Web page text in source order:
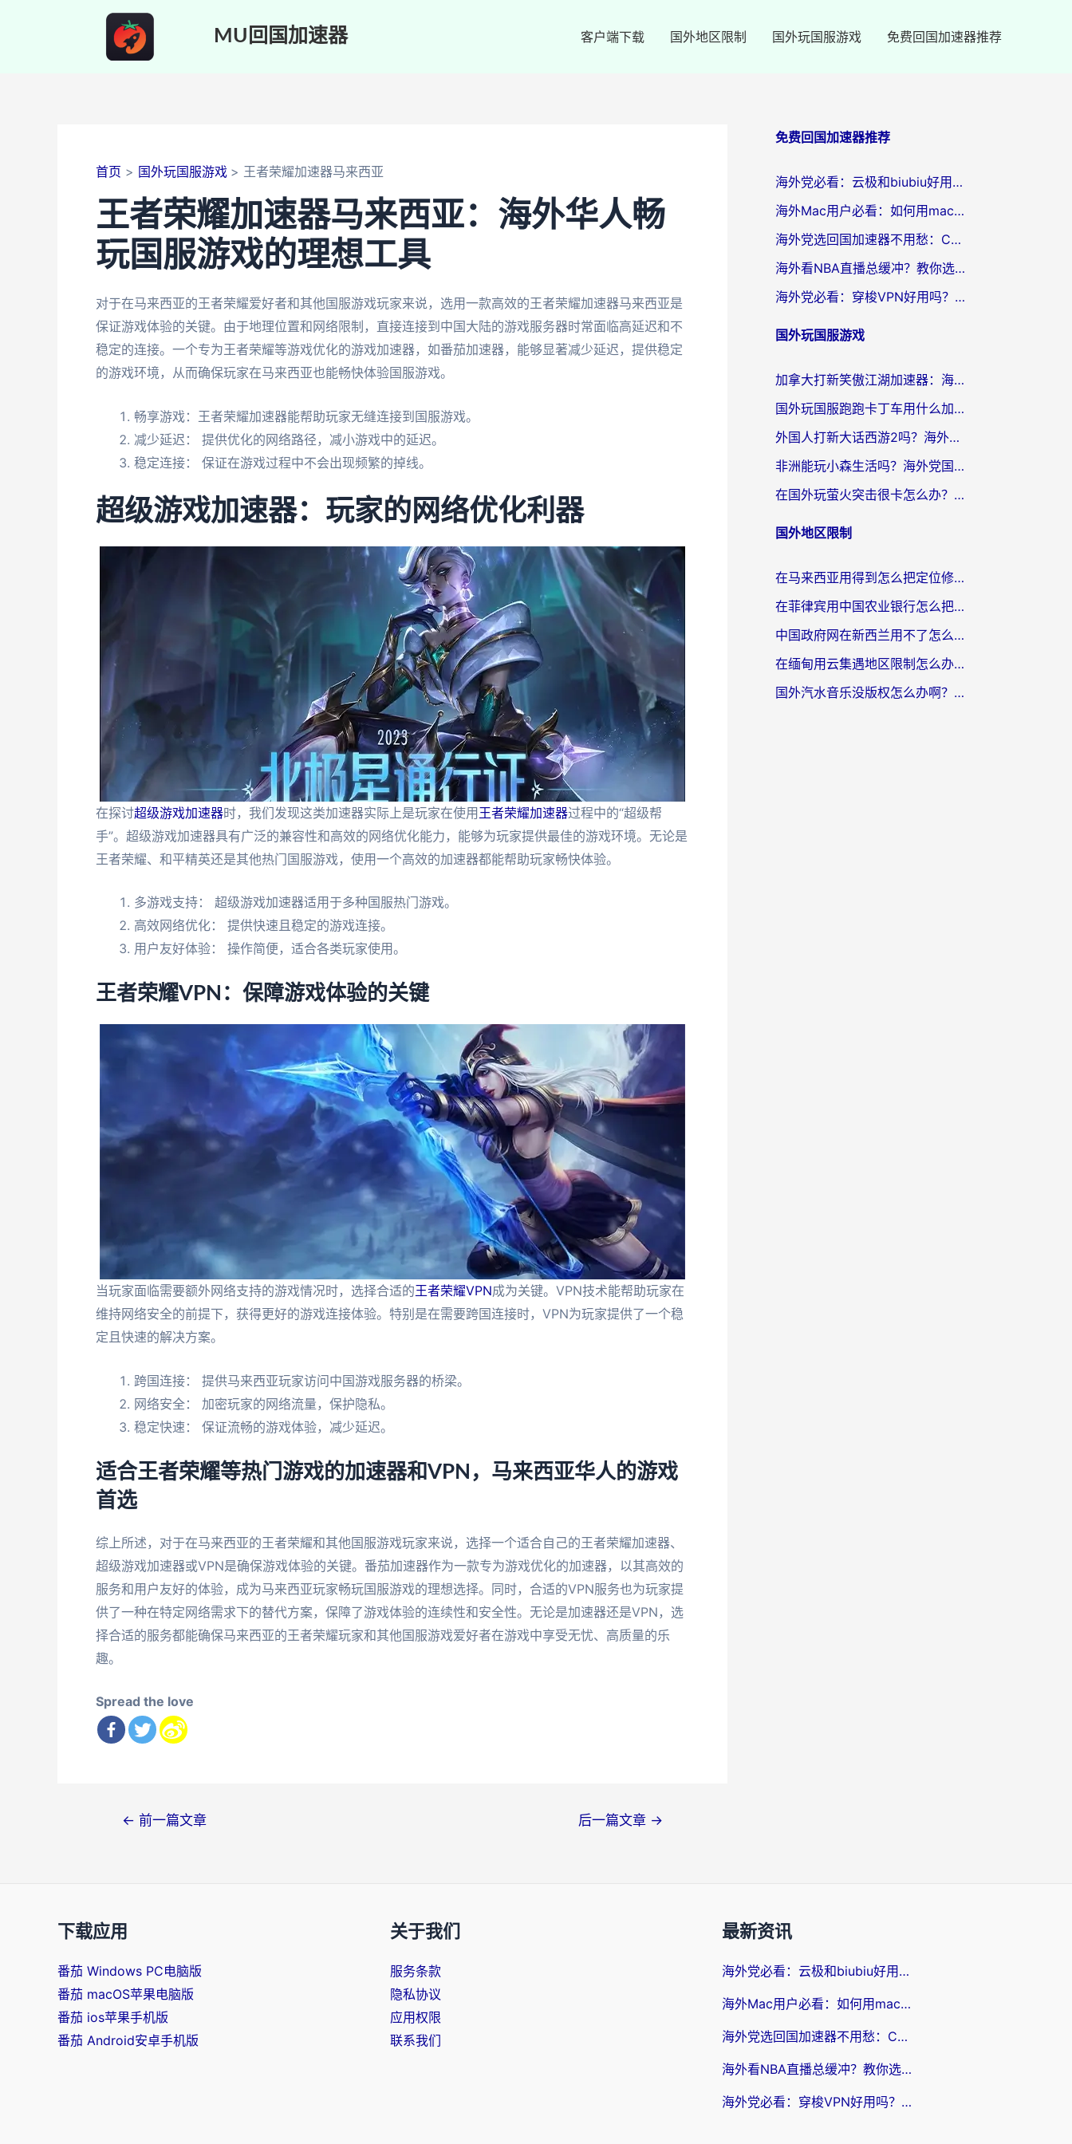
MU回国加速器 客户端下载 国外地区限制 国外玩国服游戏 免费回国加速器推荐
首页 国外玩国服游戏 王者荣耀加速器马来西亚
王者荣耀加速器马来西亚：海外华人畅
玩国服游戏的理想工具
对于在马来西亚的王者荣耀爱好者和其他国服游戏玩家来说，选用一款高效的王者荣耀加速器马来西亚是
保证游戏体验的关键。由于地理位置和网络限制，直接连接到中国大陆的游戏服务器时常面临高延迟和不
稳定的连接。一个专为王者荣耀等游戏优化的游戏加速器，如番茄加速器，能够显著减少延迟，提供稳定
的游戏环境，从而确保玩家在马来西亚也能畅快体验国服游戏。
畅享游戏：王者荣耀加速器能帮助玩家无缝连接到国服游戏。
减少延迟： 提供优化的网络路径，减小游戏中的延迟。
稳定连接： 保证在游戏过程中不会出现频繁的掉线。
超级游戏加速器：玩家的网络优化利器
在探讨超级游戏加速器时，我们发现这类加速器实际上是玩家在使用王者荣耀加速器过程中的“超级帮
手”。超级游戏加速器具有广泛的兼容性和高效的网络优化能力，能够为玩家提供最佳的游戏环境。无论是
王者荣耀、和平精英还是其他热门国服游戏，使用一个高效的加速器都能帮助玩家畅快体验。
多游戏支持： 超级游戏加速器适用于多种国服热门游戏。
高效网络优化： 提供快速且稳定的游戏连接。
用户友好体验： 操作简便，适合各类玩家使用。
王者荣耀VPN：保障游戏体验的关键
当玩家面临需要额外网络支持的游戏情况时，选择合适的王者荣耀VPN成为关键。VPN技术能帮助玩家在
维持网络安全的前提下，获得更好的游戏连接体验。特别是在需要跨国连接时，VPN为玩家提供了一个稳
定且快速的解决方案。
跨国连接： 提供马来西亚玩家访问中国游戏服务器的桥梁。
网络安全： 加密玩家的网络流量，保护隐私。
稳定快速： 保证流畅的游戏体验，减少延迟。
适合王者荣耀等热门游戏的加速器和VPN，马来西亚华人的游戏
首选
综上所述，对于在马来西亚的王者荣耀和其他国服游戏玩家来说，选择一个适合自己的王者荣耀加速器、
超级游戏加速器或VPN是确保游戏体验的关键。番茄加速器作为一款专为游戏优化的加速器，以其高效的
服务和用户友好的体验，成为马来西亚玩家畅玩国服游戏的理想选择。同时，合适的VPN服务也为玩家提
供了一种在特定网络需求下的替代方案，保障了游戏体验的连续性和安全性。无论是加速器还是VPN，选
择合适的服务都能确保马来西亚的王者荣耀玩家和其他国服游戏爱好者在游戏中享受无忧、高质量的乐
趣。
Spread the love
← 前一篇文章 后一篇文章 →
免费回国加速器推荐
海外党必看：云极和biubiu好用吗？3步选对回国加速器，无缝刷国内剧玩手游
海外Mac用户必看：如何用mac vpn回国实现无缝刷国内剧玩国服？
海外党选回国加速器不用愁：ChickCN和SpeedCN好用吗？实测对比+避坑指南
海外看NBA直播总缓冲？教你选对回国加速器，无缝看球还能刷国内剧
海外党必看：穿梭VPN好用吗？和lightVPN对比哪个回国效果更好？附真实体验与选择指南
国外玩国服游戏
加拿大打新笑傲江湖加速器：海外党告别延迟卡顿的实用指南
国外玩国服跑跑卡丁车用什么加速器最好？2026真实玩家亲测避坑指南
外国人打新大话西游2吗？海外玩家畅玩国服游戏的终极加速器指南
非洲能玩小森生活吗？海外党国服游戏加速器终极指南（附阿根廷CF手游帕斯卡契约解决方案）
在国外玩萤火突击很卡怎么办？老玩家亲测有效的加速器选择指南
国外地区限制
在马来西亚用得到怎么把定位修改到中国国内？留学生亲测有效的追剧看片攻略
在菲律宾用中国农业银行怎么把定位修改到中国国内？海外华人必看的数字生活解决方案
中国政府网在新西兰用不了怎么办？海外华人追剧看新闻的实用指南
在缅甸用云集遇地区限制怎么办？海外党亲测有效解决方案来了！
国外汽水音乐没版权怎么办啊？留学生亲测有效的回国加速攻略
下载应用
番茄 Windows PC电脑版
番茄 macOS苹果电脑版
番茄 ios苹果手机版
番茄 Android安卓手机版
关于我们
服务条款
隐私协议
应用权限
联系我们
最新资讯
海外党必看：云极和biubiu好用吗？3步选对回国加速器，无缝刷国内剧玩手游
海外Mac用户必看：如何用mac vpn回国实现无缝刷国内剧玩国服？
海外党选回国加速器不用愁：ChickCN和SpeedCN好用吗？实测对比+避坑指南
海外看NBA直播总缓冲？教你选对回国加速器，无缝看球还能刷国内剧
海外党必看：穿梭VPN好用吗？和lightVPN对比哪个回国效果更好？附真实体验与选择指南